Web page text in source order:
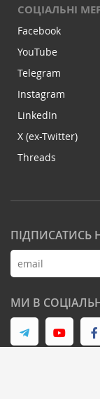
СОЦІАЛЬНІ
Facebook
YouTube
Telegram
Instagram
LinkedIn
X (ex-Twitter)
Threads
ПІДПИСАТИСЬ
МИ В